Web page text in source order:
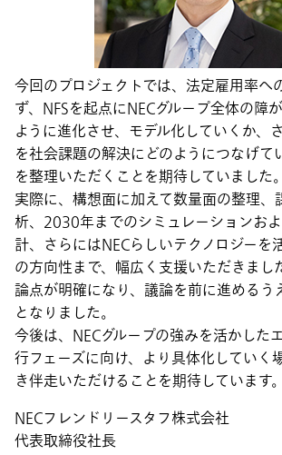
今回のプロジェクトでは、法定雇用率へ
ず、NFSを起点にNECグループ全体の障
ように進化させ、モデル化していくか、
を社会課題の解決にどのようにつなげて
を整理いただくことを期待していました。
実際に、構想面に加えて数量面の整理、
析、2030年までのシミュレーションお
計、さらにはNECらしいテクノロジーを
の方向性まで、幅広く支援いただきまし
論点が明確になり、議論を前に進めるう
となりました。
今後は、NECグループの強みを活かした
行フェーズに向け、より具体化していく
き伴走いただけることを期待しています。
NECフレンドリースタフ株式会社
代表取締役社長